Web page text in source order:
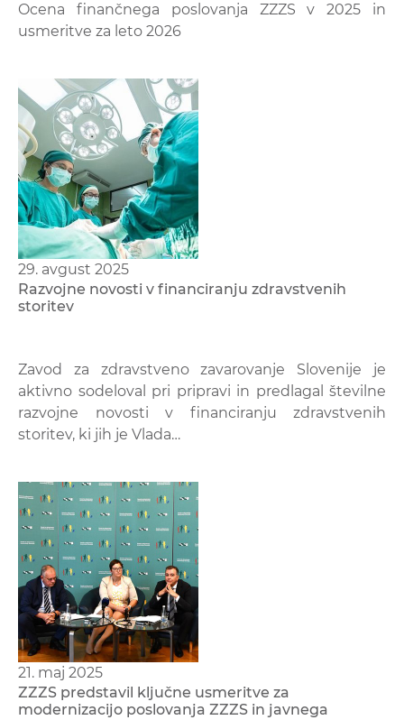
Ocena finančnega poslovanja ZZZS v 2025 in
usmeritve za leto 2026
29. avgust 2025
Razvojne novosti v financiranju zdravstvenih
storitev
Zavod za zdravstveno zavarovanje Slovenije je
aktivno sodeloval pri pripravi in predlagal številne
razvojne novosti v financiranju zdravstvenih
storitev, ki jih je Vlada…
21. maj 2025
ZZZS predstavil ključne usmeritve za
modernizacijo poslovanja ZZZS in javnega